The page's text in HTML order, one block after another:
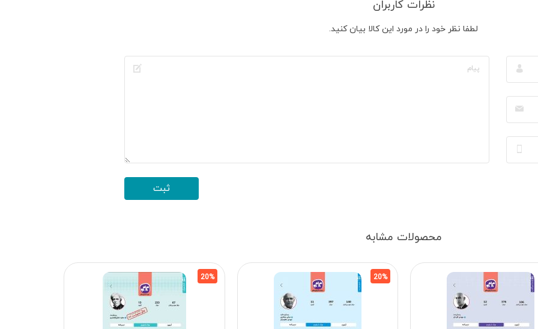
نظرات کاربران
لطفا نظر خود را در مورد این کالا بیان کنید.
محصولات مشابه
20%
20%